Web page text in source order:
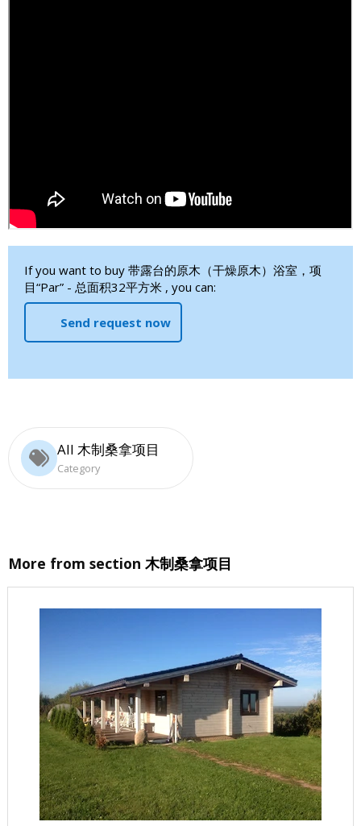
If you want to buy 带露台的原木（干燥原木）浴室，项
目“Par” - 总面积32平方米 , you can:
Send request now
All 木制桑拿项目
Category
More from section 木制桑拿项目